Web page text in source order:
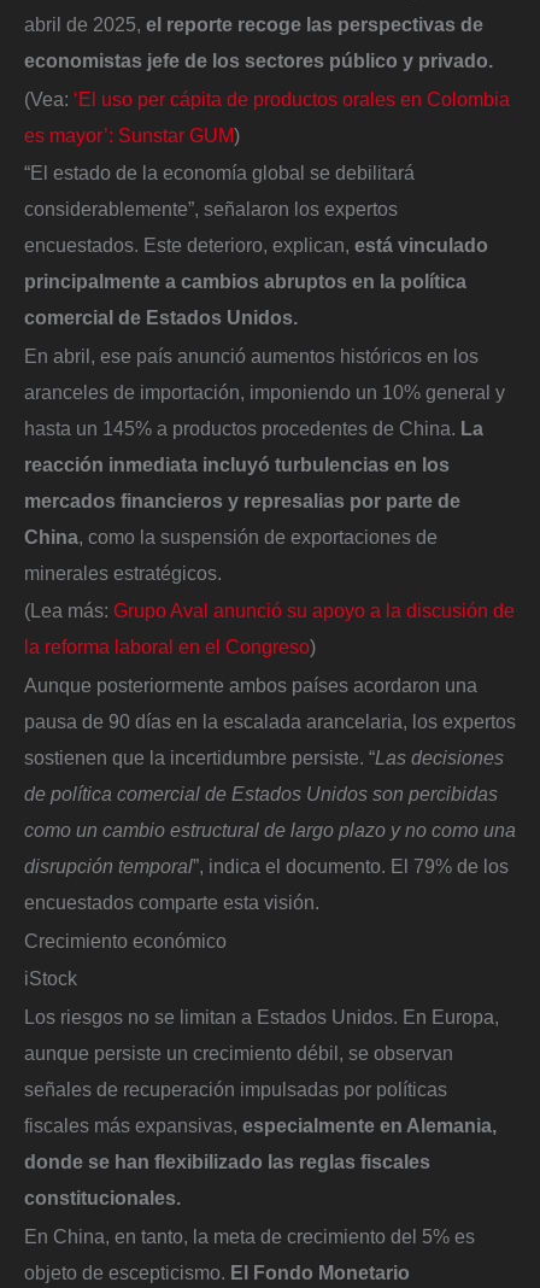
abril de 2025, el reporte recoge las perspectivas de
economistas jefe de los sectores público y privado.
(Vea: ‘El uso per cápita de productos orales en Colombia
es mayor’: Sunstar GUM)
“El estado de la economía global se debilitará
considerablemente”, señalaron los expertos
encuestados. Este deterioro, explican, está vinculado
principalmente a cambios abruptos en la política
comercial de Estados Unidos.
En abril, ese país anunció aumentos históricos en los
aranceles de importación, imponiendo un 10% general y
hasta un 145% a productos procedentes de China. La
reacción inmediata incluyó turbulencias en los
mercados financieros y represalias por parte de
China, como la suspensión de exportaciones de
minerales estratégicos.
(Lea más: Grupo Aval anunció su apoyo a la discusión de
la reforma laboral en el Congreso)
Aunque posteriormente ambos países acordaron una
pausa de 90 días en la escalada arancelaria, los expertos
sostienen que la incertidumbre persiste. “Las decisiones
de política comercial de Estados Unidos son percibidas
como un cambio estructural de largo plazo y no como una
disrupción temporal”, indica el documento. El 79% de los
encuestados comparte esta visión.
Crecimiento económico
iStock
Los riesgos no se limitan a Estados Unidos. En Europa,
aunque persiste un crecimiento débil, se observan
señales de recuperación impulsadas por políticas
fiscales más expansivas, especialmente en Alemania,
donde se han flexibilizado las reglas fiscales
constitucionales.
En China, en tanto, la meta de crecimiento del 5% es
objeto de escepticismo. El Fondo Monetario